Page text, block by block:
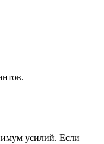
усилий. Если